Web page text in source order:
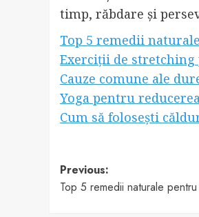
timp, răbdare și
Top 5 remedii
Exerciții de
Cauze comune ale
Yoga pentru
Cum să folosești
Post
navigation
Previous:
Top 5 remedii naturale